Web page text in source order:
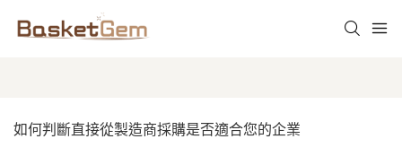
如何判斷直接從製造商採購是否適合您的企業